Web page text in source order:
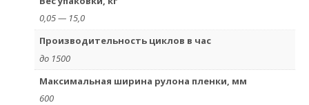
0,05 — 15,0
Производительность циклов в час
до 1500
Максимальная ширина рулона пленки, мм
600